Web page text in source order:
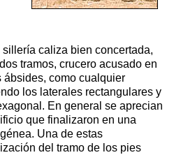
caliza bien concertada,
tramos, crucero acusado en
ábsides, como cualquier
los laterales rectangulares y
En general se aprecian
que finalizaron en una
Una de estas
del tramo de los pies